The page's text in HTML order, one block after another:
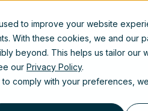
to improve your website
With these cookies, we and our
beyond. This helps us tailor our
our Privacy Policy.
comply with your preferences,
Resources